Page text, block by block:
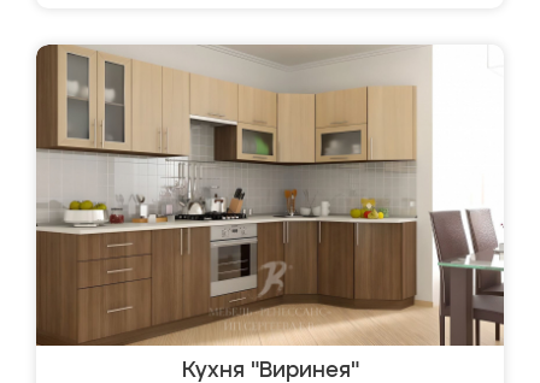
Кухня "Виринея"